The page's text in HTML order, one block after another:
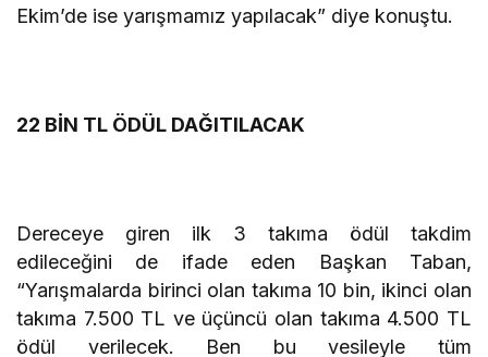
Ekim’de ise yarışmamız yapılacak” diye konuştu.
22 BİN TL ÖDÜL DAĞITILACAK
Dereceye giren ilk 3 takıma ödül takdim
edileceğini de ifade eden Başkan Taban,
“Yarışmalarda birinci olan takıma 10 bin, ikinci olan
takıma 7.500 TL ve üçüncü olan takıma 4.500 TL
ödül verilecek. Ben bu vesileyle tüm